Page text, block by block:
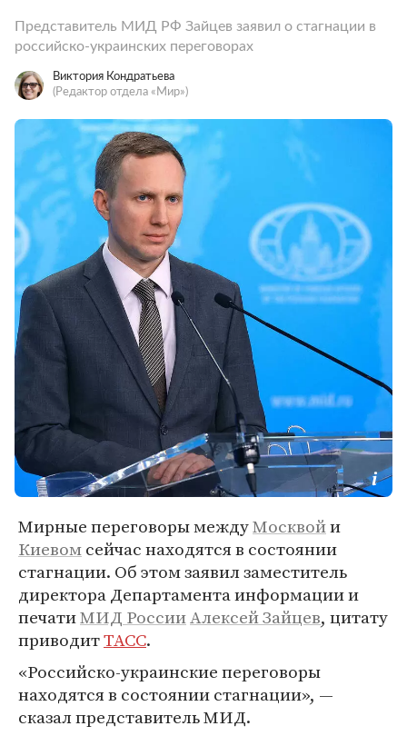
Представитель МИД РФ Зайцев заявил о стагнации в
российско-украинских переговорах
Виктория Кондратьева
(Редактор отдела «Мир»)
Мирные переговоры междуМосквойи
Киевомсейчас находятся в состоянии
стагнации. Об этом заявил заместитель
директора Департамента информации и
печатиМИД РоссииАлексей Зайцев, цитату
приводитТАСС.
«Российско-украинские переговоры
находятся в состоянии стагнации», —
сказал представитель МИД.